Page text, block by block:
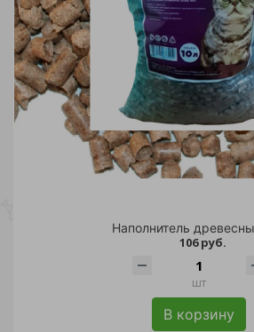
Наполнитель
106 руб.
шт
В корзину